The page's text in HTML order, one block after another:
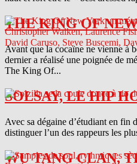
THE KING OF
Avant que la cocaïne ne vienne à
dernier a réalisé une poignée de
The King Of...
SOLSAY, LE HIP
Avec sa dégaine d’étudiant en fin
distinguer l’un des rappeurs les
WU TANG CLAN,